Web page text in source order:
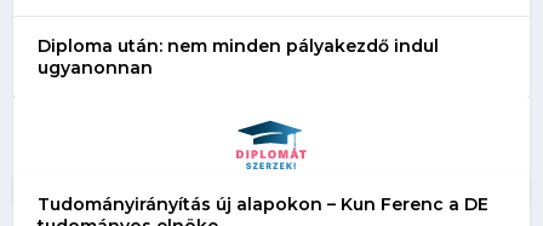
Diploma után: nem minden pályakezdő indul
ugyanonnan
Tudományirányítás új alapokon – Kun Ferenc a DE